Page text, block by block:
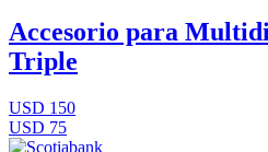
Accesorio para
Triple
USD 150
USD 75